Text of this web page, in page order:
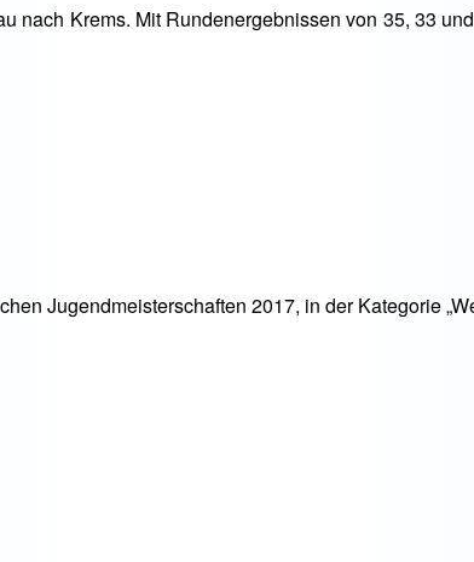
nach Krems. Mit Rundenergebnissen von 35, 33
Jugendmeisterschaften 2017, in der Kategorie